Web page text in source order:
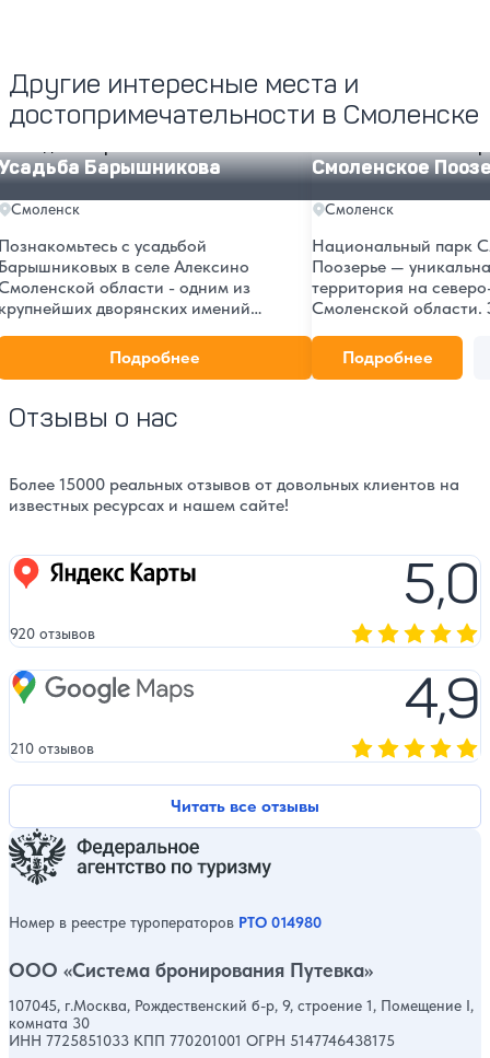
Другие интересные места и
достопримечательности в Смоленске
Барышникова
Смоленск
с усадьбой
в селе Алексино
области - одним из
дворянских имений
постройки и
архитектурные решения
русской культуры.
Подробнее
Смоленское
Смоленск
Национальный парк
Поозерье —
территория на
Смоленской области.
маршруты и
Подробнее
Отзывы о нас
Более 15000 реальных отзывов от довольных клиентов на
известных ресурсах и нашем сайте!
Читать все отзывы
Яндекс карты 5,0
920 отзывов
Google Maps 4,9
210 отзывов
Номер в реестре туроператоров РТО 014980
ООО «Система бронирования Путевка»
107045, г.Москва, Рождественский б-р, 9, строение 1, Помещение I,
комната 30
ИНН 7725851033 КПП 770201001 ОГРН 5147746438175